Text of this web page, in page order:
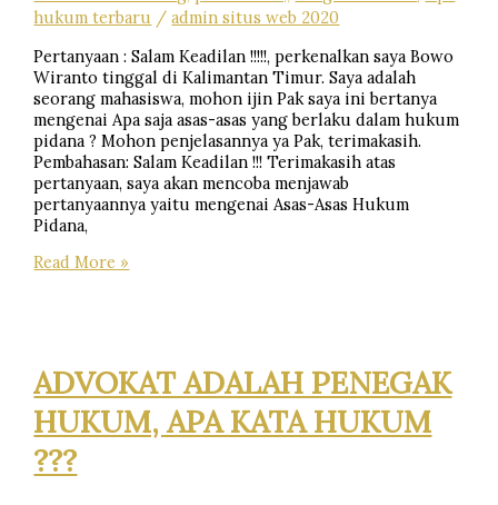
hukum terbaru /admin situs web 2020
Pertanyaan : Salam Keadilan !!!!!, perkenalkan saya Bowo
Wiranto tinggal di Kalimantan Timur. Saya adalah
seorang mahasiswa, mohon ijin Pak saya ini bertanya
mengenai Apa saja asas-asas yang berlaku dalam hukum
pidana ? Mohon penjelasannya ya Pak, terimakasih.
Pembahasan: Salam Keadilan !!! Terimakasih atas
pertanyaan, saya akan mencoba menjawab
pertanyaannya yaitu mengenai Asas-Asas Hukum
Pidana,
ASAS-
Read More »
ADVOKAT ADALAH PENEGAK
HUKUM, APA KATA HUKUM
???